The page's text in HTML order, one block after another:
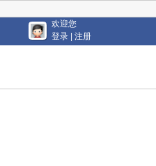
欢迎您
登录
注册